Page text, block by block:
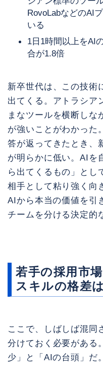
RovoLabなどのAI
いる
1日1時間以上をAI
合が1.8倍
新卒世代は、この技術
出てくる。アトラシア
まなツールを横断しな
が強いことがわかった
答が返ってきたとき、
が明らかに低い。AIを
ら出てくるもの」とし
相手として粘り強く向
AIから本当の価値を引
チームを分ける決定的
若手の採用市
スキルの格差
ここで、しばしば混同
分けておく必要がある
少」と「AIの台頭」だ。